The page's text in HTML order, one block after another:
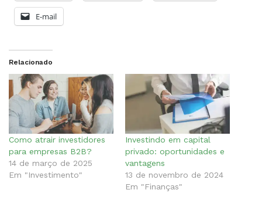
E-mail
Relacionado
Como atrair investidores
para empresas B2B?
14 de março de 2025
Em "Investimento"
Investindo em capital
privado: oportunidades e
vantagens
13 de novembro de 2024
Em "Finanças"